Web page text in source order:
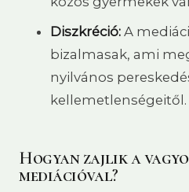
Diszkréció: A
bizalmasak, ami
nyilvános
kellemetlenségeitől.
Hogyan zajlik a
mediációval?